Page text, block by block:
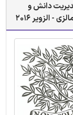
دانش و